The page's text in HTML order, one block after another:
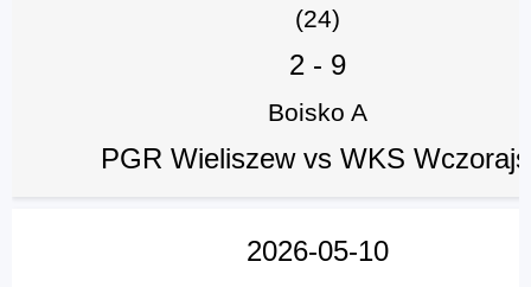
(24)
2 - 9
Boisko A
PGR Wieliszew vs WKS
2026-05-10